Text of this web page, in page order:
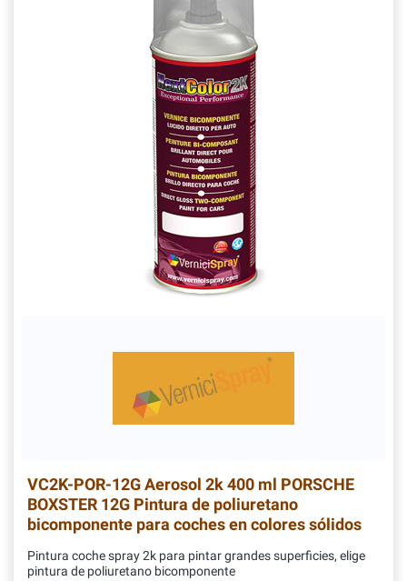
VC2K-POR-12GAerosol 2k 400 ml PORSCHE
BOXSTER 12G Pintura de poliuretano
bicomponente para coches en colores sólidos
Pintura coche spray 2k para pintar grandes superficies, elige
pintura de poliuretano bicomponente